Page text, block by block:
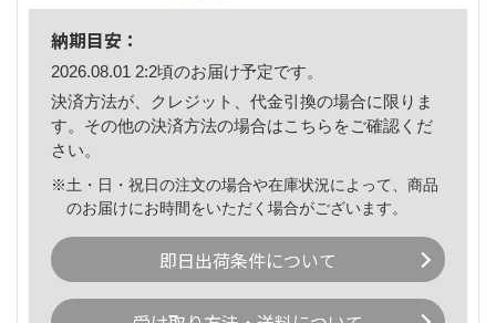
納期目安：
2026.08.01 2:2頃のお届け予定です。
決済方法が、クレジット、代金引換の場合に限りま
す。その他の決済方法の場合はこちら をご確認くだ
さい。
※土・日・祝日の注文の場合や在庫状況によって、商品
のお届けにお時間をいただく場合がございます。
即日出荷条件について